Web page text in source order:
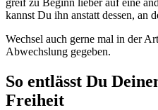
greif zu Beginn lieber auf eine
kannst Du ihn anstatt dessen, an
Wechsel auch gerne mal in der
Abwechslung gegeben.
So entlässt Du
Freiheit